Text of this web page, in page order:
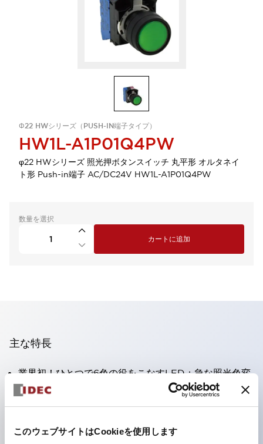
このウェブサイトはCookieを使用します
Φ22 HWシリーズ（PUSH-IN端子タイプ）
HW1L-A1P01Q4PW
φ22 HWシリーズ 照光押ボタンスイッチ 丸平形 オルタネイ
ト形 Push-in端子 AC/DC24V HW1L-A1P01Q4PW
数量を選択
カートに追加
主な特長
業界初！ひとつで6色の役をこなすLED：急な照光色変
更の場合でもレンズのみの購入で色替えが可能に。色変
更・在庫管理の工数削減はもちろん、環境にもやさしい
製品です。